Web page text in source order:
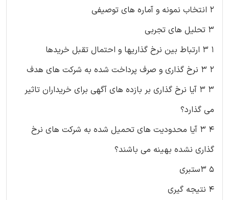
۲ انتخاب نمونه و آماره های توصیفی
۳ تحلیل های تجربی
۱ ۳ ارتباط بین نرخ گذاریها و احتمال تقبل خریدها
۲ ۳ نرخ گذاری و صرف پرداخت شده به شرکت های هدف
۳ ۳ آیا نرخ گذاری بر بازده های آگهی برای خریداران تاثیر
می گذارد؟
۴ ۳ آیا محدودیت های تحمیل شده به شرکت های نرخ
گذاری نشده بهینه می باشند؟
۵ ۳ستبری
۴ نتیجه گیری